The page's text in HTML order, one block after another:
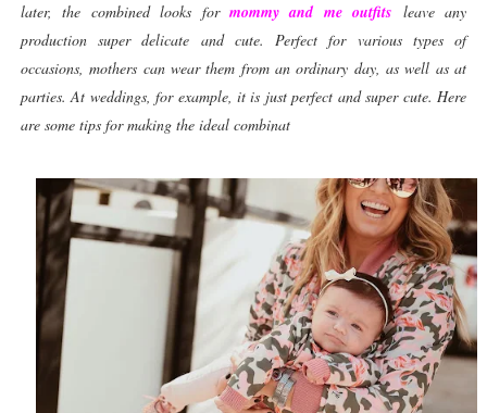
later, the combined looks for mommy and me outfits leave any
production super delicate and cute. Perfect for various types of
occasions, mothers can wear them from an ordinary day, as well as at
parties. At weddings, for example, it is just perfect and super cute. Here
are some tips for making the ideal combinat